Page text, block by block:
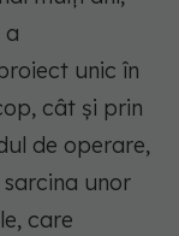
a
unic în
cât și prin
de operare,
unor
care